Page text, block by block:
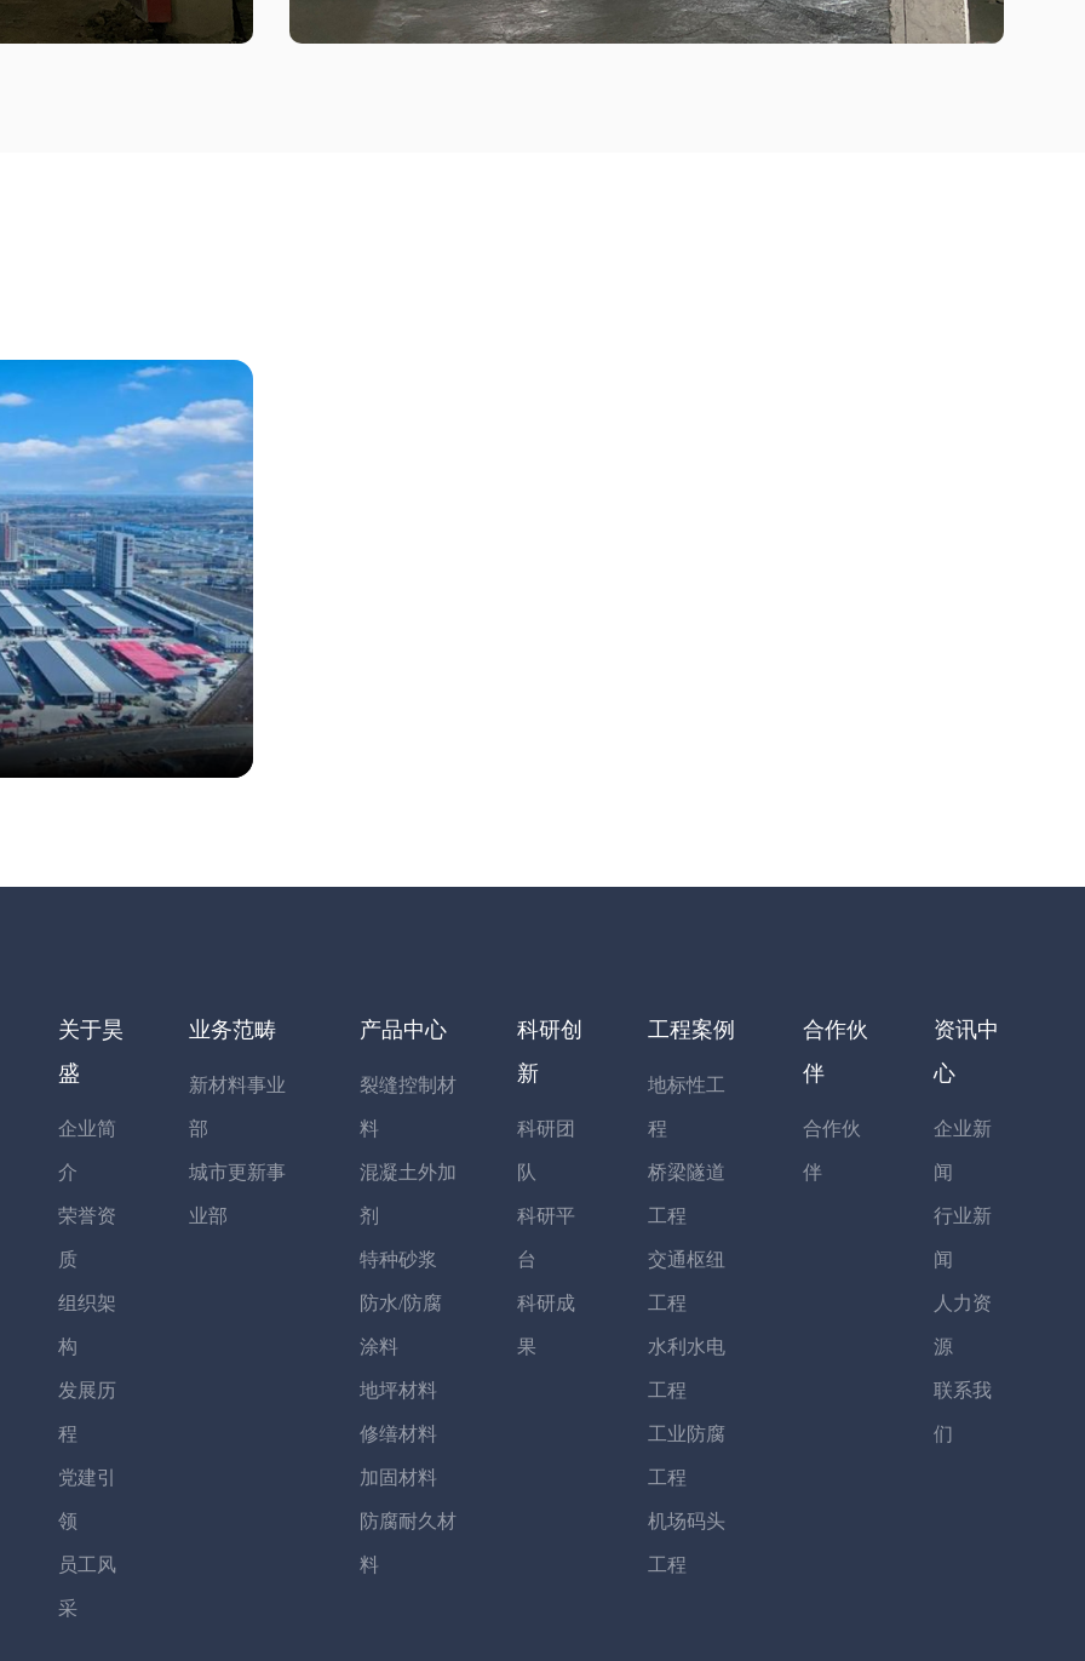
关于昊
盛
企业简
介
荣誉资
质
组织架
构
发展历
程
党建引
领
员工风
采
业务范畴
新材料事业
部
城市更新事
业部
产品中心
裂缝控制材
料
混凝土外加
剂
特种砂浆
防水/防腐
涂料
地坪材料
修缮材料
加固材料
防腐耐久材
料
科研创
新
科研团
队
科研平
台
科研成
果
工程案例
地标性工
程
桥梁隧道
工程
交通枢纽
工程
水利水电
工程
工业防腐
工程
机场码头
工程
合作伙
伴
合作伙
伴
资讯中
心
企业新
闻
行业新
闻
人力资
源
联系我
们